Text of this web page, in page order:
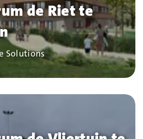
de Riet te
Solutions